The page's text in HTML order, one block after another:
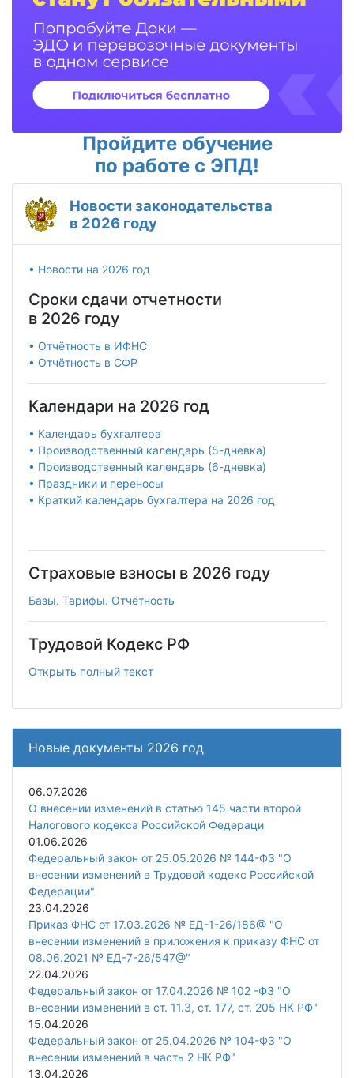
Пройдите обучение
по работе с ЭПД!
Новости законодательства
в 2026 году
• Новости на 2026 год
Сроки сдачи отчетности
в 2026 году
• Отчётность в ИФНС
• Отчётность в СФР
Календари на 2026 год
• Календарь бухгалтера
• Производственный календарь (5-дневка)
• Производственный календарь (6-дневка)
• Праздники и переносы
• Краткий календарь бухгалтера на 2026 год
Страховые взносы в 2026 году
Базы. Тарифы. Отчётность
Трудовой Кодекс РФ
Открыть полный текст
Новые документы 2026 год
06.07.2026
О внесении изменений в статью 145 части второй
Налогового кодекса Российской Федераци
01.06.2026
Федеральный закон от 25.05.2026 № 144-ФЗ "О
внесении изменений в Трудовой кодекс Российской
Федерации"
23.04.2026
Приказ ФНС от 17.03.2026 № ЕД-1-26/186@ "О
внесении изменений в приложения к приказу ФНС от
08.06.2021 № ЕД-7-26/547@"
22.04.2026
Федеральный закон от 17.04.2026 № 102 -ФЗ "О
внесении изменений в ст. 11.3, ст. 177, ст. 205 НК РФ"
15.04.2026
Федеральный закон от 25.04.2026 № 104-ФЗ "О
внесении изменений в часть 2 НК РФ"
13.04.2026